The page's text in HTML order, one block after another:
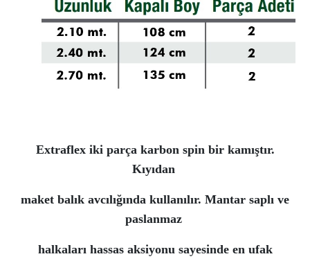
Extraflex iki parça karbon spin bir kamıştır.
Kıyıdan
maket balık avcılığında kullanılır. Mantar saplı ve
paslanmaz
halkaları hassas aksiyonu sayesinde en ufak